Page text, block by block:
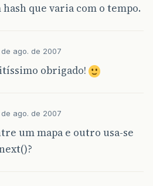
que varia com o tempo.
ago. de 2007
obrigado!
ago. de 2007
um mapa e outro usa-se